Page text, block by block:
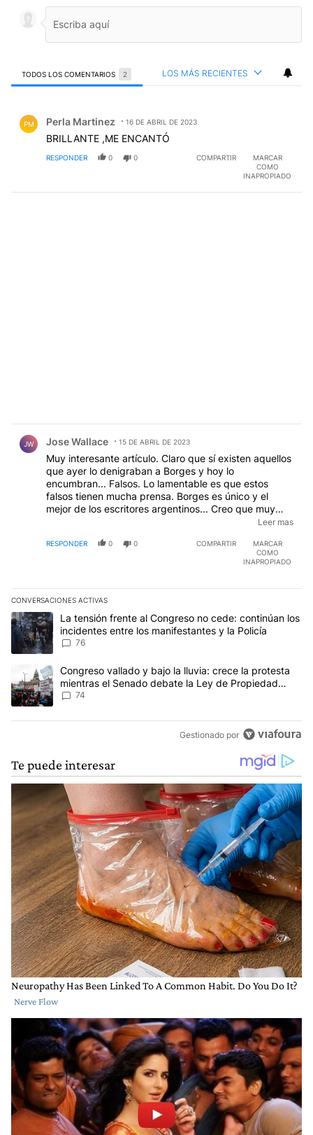
TODOS LOS COMENTARIOS 2 LOS MÁS RECIENTES
PM Perla Martinez 16 DE ABRIL DE 2023
BRILLANTE ,ME ENCANTÓ
RESPONDER 0 0 COMPARTIR
MARCAR
COMO
INAPROPIADO
JW Jose Wallace 15 DE ABRIL DE 2023
Muy interesante artículo. Claro que sí existen aquellos
que ayer lo denigraban a Borges y hoy lo
encumbran... Falsos. Lo lamentable es que estos
falsos tienen mucha prensa. Borges es único y el
mejor de los escritores argentinos... Creo que muy
pronto los viejos caducos de la élite del nóbel, van a
otorgarle el nóbel pos mortem porque Borges debió
ser galardonado, aunque no por ello sería el mejor, ES
Leer mas
RESPONDER 0 0 COMPARTIR
MARCAR
COMO
INAPROPIADO
CONVERSACIONES ACTIVAS
Este listado muestra los artículos con más comentarios en los
Un artículo de tendencia con el título "La tensión frente al
La tensión frente al Congreso no cede: continúan los
incidentes entre los manifestantes y la Policía
76
Un artículo de tendencia con el título "Congreso vallado y bajo
Congreso vallado y bajo la lluvia: crece la protesta
mientras el Senado debate la Ley de Propiedad
Privada
74
Gestionado por